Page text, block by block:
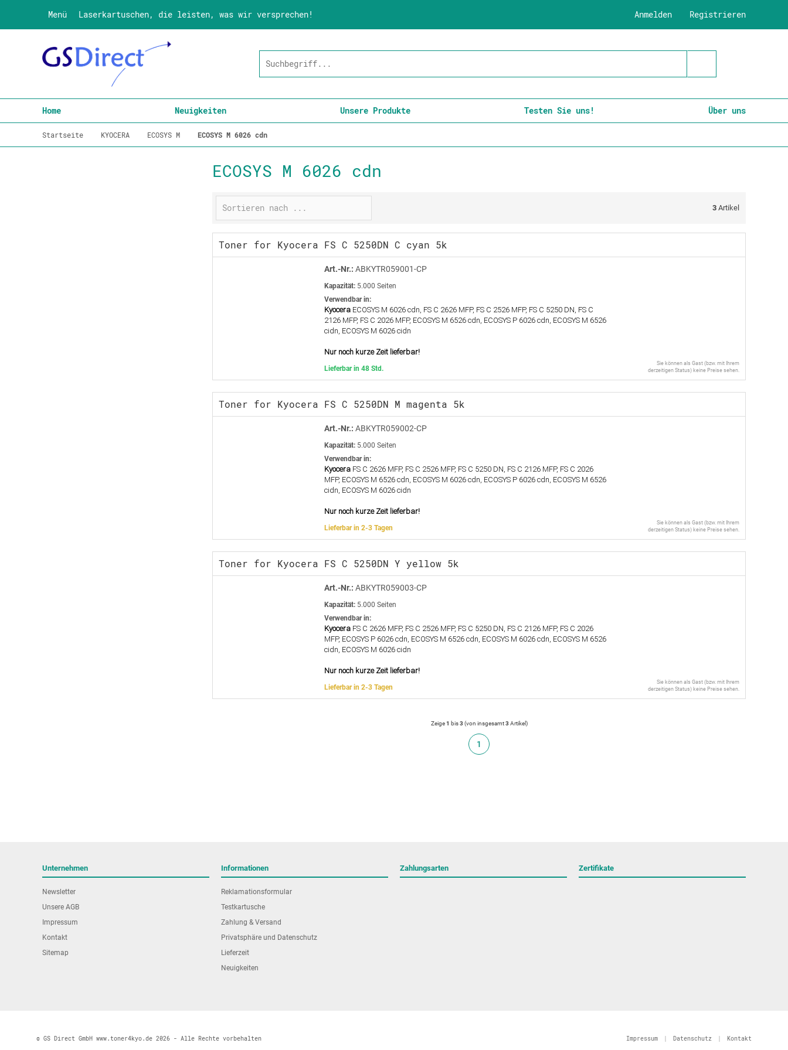
Menü Laserkartuschen, die leisten, was wir versprechen! Registrieren
Anmelden
Home Neuigkeiten Unsere Produkte Testen Sie uns! Über uns
Startseite KYOCERA ECOSYS M ECOSYS M 6026 cdn
ECOSYS M 6026 cdn
3 Artikel
Toner for Kyocera FS C 5250DN C cyan 5k
Art.-Nr.: ABKYTR059001-CP
Kapazität: 5.000 Seiten
Verwendbar in:
Kyocera ECOSYS M 6026 cdn, FS C 2626 MFP, FS C 2526 MFP, FS C 5250 DN, FS C
2126 MFP, FS C 2026 MFP, ECOSYS M 6526 cdn, ECOSYS P 6026 cdn, ECOSYS M 6526
cidn, ECOSYS M 6026 cidn
Nur noch kurze Zeit lieferbar!
Lieferbar in 48 Std.
Sie können als Gast (bzw. mit Ihrem
derzeitigen Status) keine Preise sehen.
Toner for Kyocera FS C 5250DN M magenta 5k
Art.-Nr.: ABKYTR059002-CP
Kapazität: 5.000 Seiten
Verwendbar in:
Kyocera FS C 2626 MFP, FS C 2526 MFP, FS C 5250 DN, FS C 2126 MFP, FS C 2026
MFP, ECOSYS M 6526 cdn, ECOSYS M 6026 cdn, ECOSYS P 6026 cdn, ECOSYS M 6526
cidn, ECOSYS M 6026 cidn
Nur noch kurze Zeit lieferbar!
Lieferbar in 2-3 Tagen
Sie können als Gast (bzw. mit Ihrem
derzeitigen Status) keine Preise sehen.
Toner for Kyocera FS C 5250DN Y yellow 5k
Art.-Nr.: ABKYTR059003-CP
Kapazität: 5.000 Seiten
Verwendbar in:
Kyocera FS C 2626 MFP, FS C 2526 MFP, FS C 5250 DN, FS C 2126 MFP, FS C 2026
MFP, ECOSYS P 6026 cdn, ECOSYS M 6526 cdn, ECOSYS M 6026 cdn, ECOSYS M 6526
cidn, ECOSYS M 6026 cidn
Nur noch kurze Zeit lieferbar!
Lieferbar in 2-3 Tagen
Sie können als Gast (bzw. mit Ihrem
derzeitigen Status) keine Preise sehen.
Zeige1 bis3(von insgesamt3Artikel)
1
Unternehmen
Newsletter
Unsere AGB
Impressum
Kontakt
Sitemap
Informationen
Reklamationsformular
Testkartusche
Zahlung & Versand
Privatsphäre und Datenschutz
Lieferzeit
Neuigkeiten
Zahlungsarten Zertifikate
© GS Direct GmbH www.toner4kyo.de 2026 - Alle Rechte vorbehalten Impressum | Datenschutz | Kontakt